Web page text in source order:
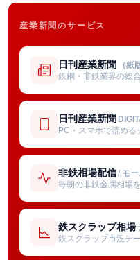
産業新聞のサービス
日刊産業新聞 （紙
鉄鋼・非鉄業界の総
日刊産業新聞
PC・スマホで読める
非鉄相場配信/ モ
毎朝の非鉄金属相場
鉄スクラップ相場
鉄スクラップ市況デ